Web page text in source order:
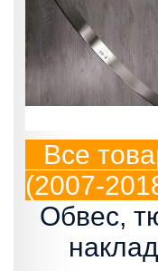
Все
(2007-
Обвес,